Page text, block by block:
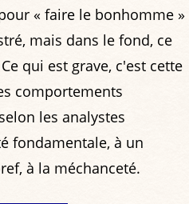
« faire le bonhomme »
mais dans le fond, ce
qui est grave, c'est cette
comportements
les analystes
fondamentale, à un
à la méchanceté.